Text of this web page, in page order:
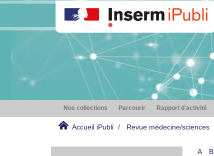
Nos collections Parcourir Rapport d'activité
Accueil iPubli Revue médecine/sciences
A B